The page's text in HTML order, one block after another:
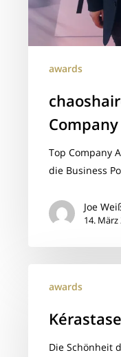
awards
Top Company
die Business
Joe
14. März
awards
Die Schönheit